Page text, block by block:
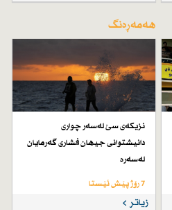
هەمەڕەنگ
نزیكەی سێ لەسەر چواری
دانیشتوانی جیهان فشاری گەرمایان
لەسەرە
7 رۆژ پێش ئێستا
زیاتر